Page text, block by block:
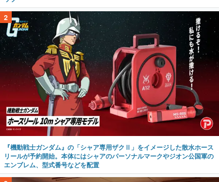
2
『機動戦士ガンダム』の「シャア専用ザクⅡ」をイメージした散水ホース
リールが予約開始。本体にはシャアのパーソナルマークやジオン公国軍の
エンブレム、型式番号などを配置